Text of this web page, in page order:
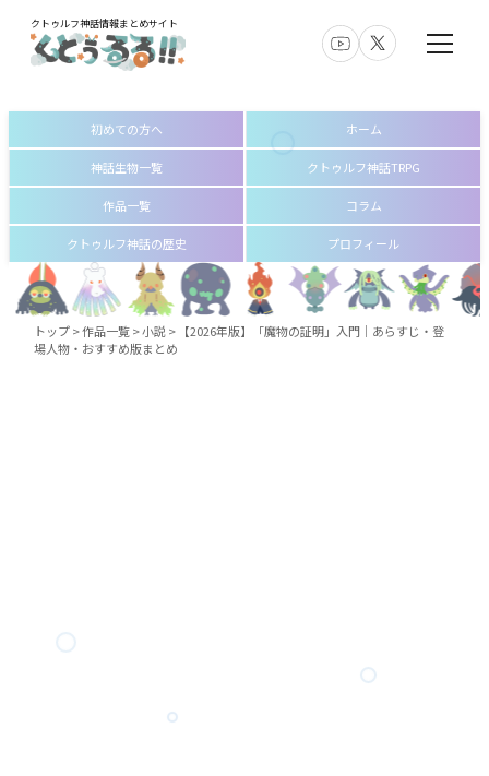
クトゥルフ神話情報まとめサイト
初めての方へ ホーム
神話生物一覧 クトゥルフ神話TRPG
作品一覧 コラム
クトゥルフ神話の歴史 プロフィール
トップ>作品一覧>小説> 【2026年版】「魔物の証明」入門｜あらすじ・登
場人物・おすすめ版まとめ